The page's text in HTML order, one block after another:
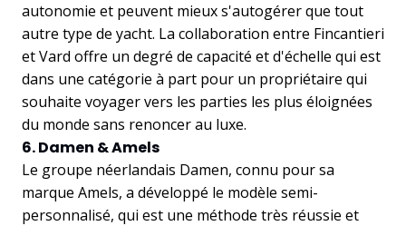
autonomie et peuvent mieux s'autogérer que tout
autre type de yacht. La collaboration entre Fincantieri
et Vard offre un degré de capacité et d'échelle qui est
dans une catégorie à part pour un propriétaire qui
souhaite voyager vers les parties les plus éloignées
du monde sans renoncer au luxe.
6. Damen & Amels
Le groupe néerlandais Damen, connu pour sa
marque Amels, a développé le modèle semi-
personnalisé, qui est une méthode très réussie et